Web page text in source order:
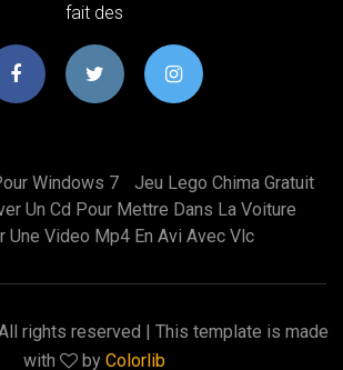
fait des
Windows 7
Jeu Lego Chima Gratuit
Un Cd Pour Mettre Dans La Voiture
Une Video Mp4 En Avi Avec Vlc
rights reserved | This template is made
with
by Colorlib